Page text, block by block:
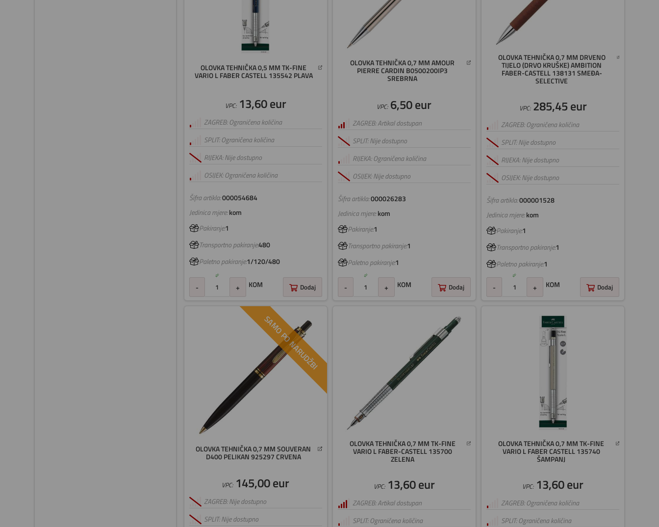
OLOVKA TEHNIČKA 0,5 MM TK-FINE
VARIO L FABER CASTELL 135542 PLAVA
Šifra artikla:000054684
VPC:13,60 eur
ZAGREB: Ograničena količina
SPLIT: Ograničena količina
RIJEKA: Nije dostupno
OSIJEK: Ograničena količina
Jedinica mjere: kom
Pakiranje:1
Transportno pakiranje:480
Paletno pakiranje:1/120/480
- + KOM Dodaj
OLOVKA TEHNIČKA 0,7 MM AMOUR
PIERRE CARDIN B0500200IP3
SREBRNA
Šifra artikla:000026283
VPC:6,50 eur
ZAGREB: Artikal dostupan
SPLIT: Nije dostupno
RIJEKA: Ograničena količina
OSIJEK: Nije dostupno
Jedinica mjere:kom
Pakiranje:1
Transportno pakiranje:1
Paletno pakiranje:1
- + KOM Dodaj
OLOVKA TEHNIČKA 0,7 MM DRVENO
TIJELO (DRVO KRUŠKE) AMBITION
FABER-CASTELL 138131 SMEĐA-
SELECTIVE
Šifra artikla:000001528
VPC:285,45 eur
ZAGREB: Ograničena količina
SPLIT: Nije dostupno
RIJEKA: Nije dostupno
OSIJEK: Nije dostupno
Jedinica mjere:kom
Pakiranje:1
Transportno pakiranje:1
Paletno pakiranje:1
- + KOM Dodaj
SAMO PO NARUDŽBI
OLOVKA TEHNIČKA 0,7 MM SOUVERAN
D400 PELIKAN 925297 CRVENA
VPC:145,00 eur
ZAGREB: Nije dostupno
SPLIT: Nije dostupno
OLOVKA TEHNIČKA 0,7 MM TK-FINE
VARIO L FABER-CASTELL 135700
ZELENA
VPC:13,60 eur
ZAGREB: Artikal dostupan
SPLIT: Ograničena količina
OLOVKA TEHNIČKA 0,7 MM TK-FINE
VARIO L FABER CASTELL 135740
ŠAMPANJ
VPC:13,60 eur
ZAGREB: Ograničena količina
SPLIT: Ograničena količina